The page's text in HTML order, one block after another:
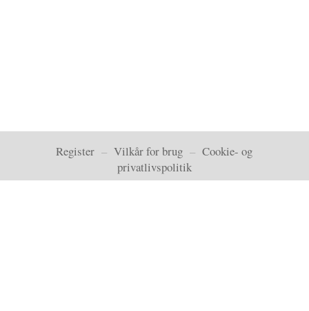
Register –Vilkår for brug –Cookie- og
privatlivspolitik